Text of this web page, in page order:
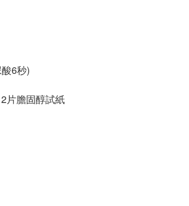
6秒)
2片膽固醇試紙